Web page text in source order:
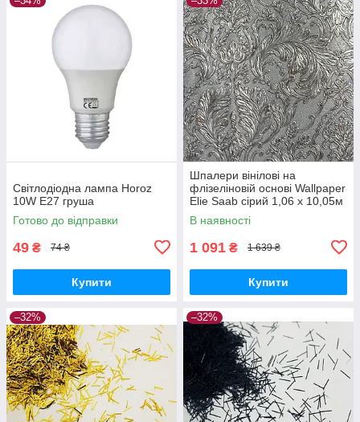
Світлодіодна лампа Horoz
10W E27 груша
Готово до відправки
49 ₴ 74 ₴
Купити
Шпалери вінілові на
флізеліновій основі Wallpaper
Elie Saab сірий 1,06 х 10,05м
(Z64819)
В наявності
1 091 ₴ 1 639 ₴
Купити
–32% –32%